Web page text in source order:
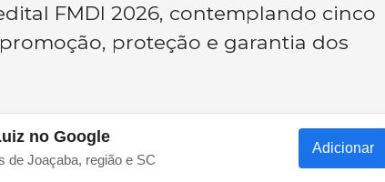
FMDI 2026, contemplando cinco
proteção e garantia dos
no Google
de Joaçaba, região e SC
Adicionar